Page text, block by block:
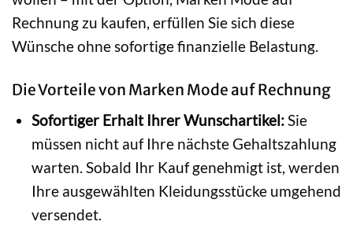
Rechnung zu kaufen, erfüllen Sie sich diese
Wünsche ohne sofortige finanzielle Belastung.
Die Vorteile von Marken Mode auf Rechnung
Sofortiger Erhalt Ihrer Wunschartikel:Sie
müssen nicht auf Ihre nächste Gehaltszahlung
warten. Sobald Ihr Kauf genehmigt ist, werden
Ihre ausgewählten Kleidungsstücke umgehend
versendet.